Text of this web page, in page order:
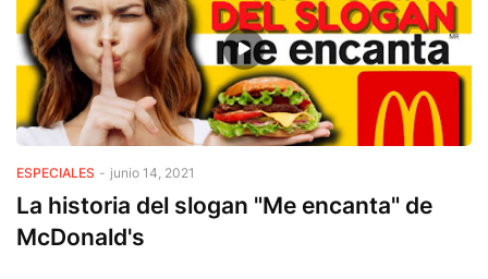
ESPECIALES - junio 14, 2021
La historia del slogan "Me encanta" de
McDonald's